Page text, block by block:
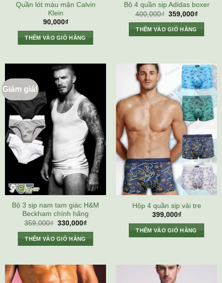
Quần lót màu mận Calvin
Klein
90,000₫
THÊM VÀO GIỎ HÀNG
Bộ 4 quần sịp Adidas boxer
400,000₫ Giá
là:
400,000₫.
359,000₫Giá
THÊM VÀO GIỎ HÀNG
Giảm giá!
Bộ 3 sịp nam tam giác H&M
Beckham chính hãng
359,000₫ Giá
là:
359,000₫.
330,000₫Giá
THÊM VÀO GIỎ HÀNG
Hộp 4 quần sịp vải tre
399,000₫
THÊM VÀO GIỎ HÀNG